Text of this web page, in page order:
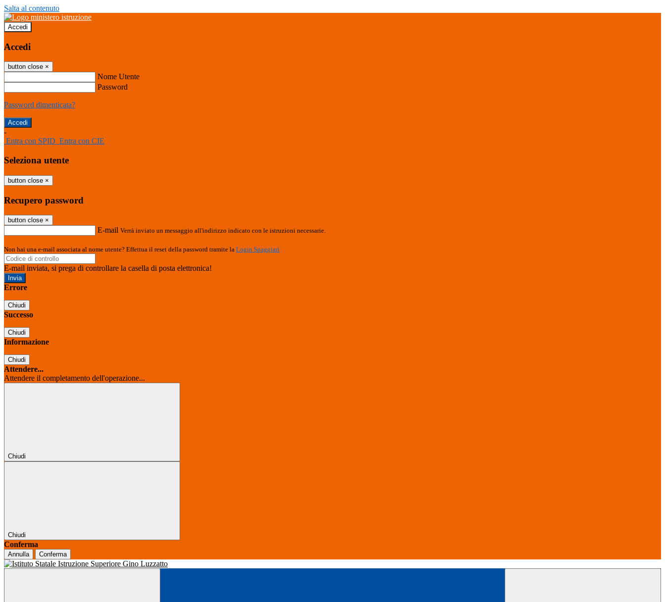
Salta al contenuto
Accedi
Accedi
button close ×
Nome Utente
Password
Password dimenticata?
-
Entra con SPID Entra con CIE
Seleziona utente
button close ×
Recupero password
button close ×
E-mail Verrà inviato un messaggio all'indirizzo indicato con le istruzioni necessarie.
Non hai una e-mail associata al nome utente? Effettua il reset della password tramite la Login Spaggiari
E-mail inviata, si prega di controllare la casella di posta elettronica!
Errore
Chiudi
Successo
Chiudi
Informazione
Chiudi
Attendere...
Attendere il completamento dell'operazione...
Chiudi
Chiudi
Conferma
Annulla Conferma